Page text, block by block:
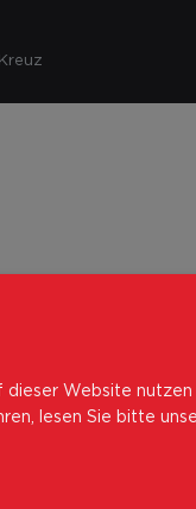
dieser Website nutzen
lesen Sie bitte